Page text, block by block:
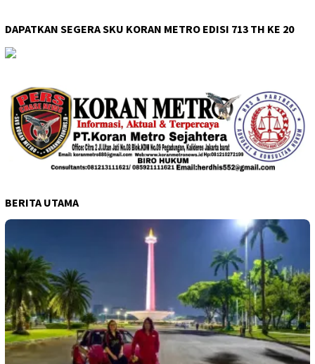
DAPATKAN SEGERA SKU KORAN METRO EDISI 713 TH KE 20
BERITA UTAMA